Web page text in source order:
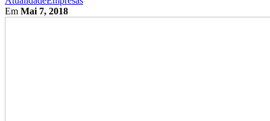
Em Mai 7, 2018